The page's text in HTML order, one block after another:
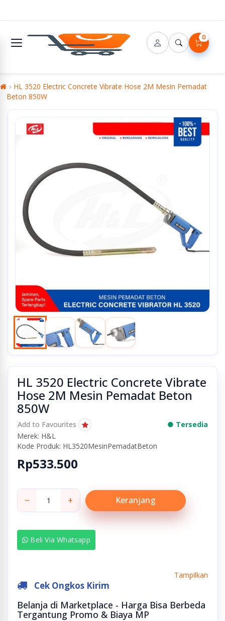
0
HL 3520 Electric Concrete Vibrate Hose 2M Mesin Pemadat
Beton 850W
HL 3520 Electric Concrete Vibrate
Hose 2M Mesin Pemadat Beton
850W
Add to Favourites
● Tersedia
Merek: H&L
Kode Produk: HL3520MesinPemadatBeton
Rp533.500
− + Keranjang
Beli Via Whatsapp
Cek Ongkos Kirim
Tampilkan
Belanja di Marketplace - Harga Bisa Berbeda
Tergantung Promo & Biaya MP